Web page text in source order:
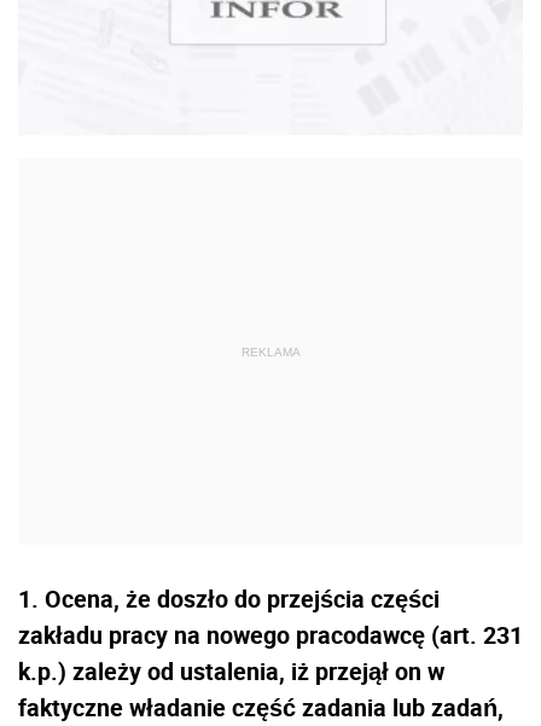
1. Ocena, że doszło do przejścia części
zakładu pracy na nowego pracodawcę (art. 231
k.p.) zależy od ustalenia, iż przejął on w
faktyczne władanie część zadania lub zadań,